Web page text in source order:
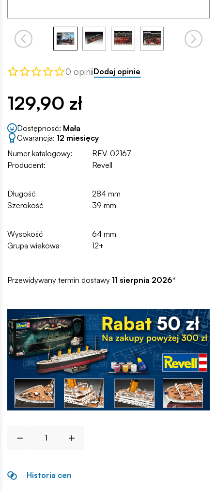
0 opiniiDodaj opinie
129,90 zł
Dostępność: Mała
Gwarancja: 12 miesięcy
Numer katalogowy:
REV-02167
Producent:
Revell
Długość
284 mm
Szerokość
39 mm
Wysokość
64 mm
Grupa wiekowa
12+
Przewidywany termin dostawy 11 sierpnia 2026*
Historia cen